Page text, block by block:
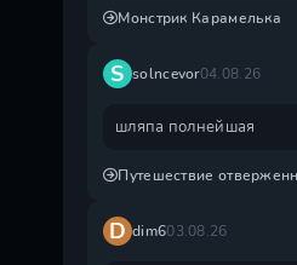
Монстрик Карамелька
S solncevor04.08.26
шляпа полнейшая
Путешествие
D dim603.08.26